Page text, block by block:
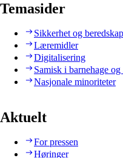
Temasider
Sikkerhet og beredskap
Læremidler
Digitalisering
Samisk i barnehage og
Nasjonale minoriteter
Aktuelt
For pressen
Høringer